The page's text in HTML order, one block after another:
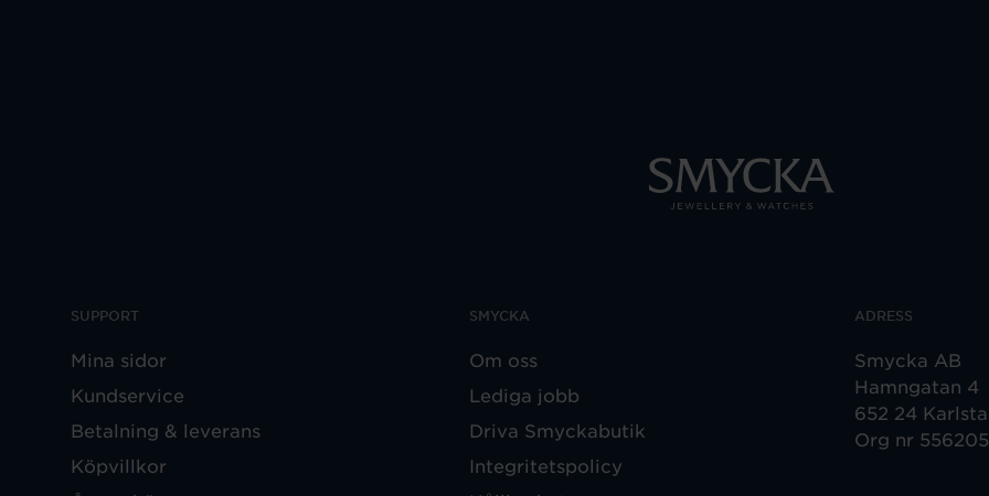
SUPPORT
Mina sidor
Kundservice
Betalning & leverans
Köpvillkor
SMYCKA
Om oss
Lediga jobb
Driva Smyckabutik
Integritetspolicy
ADRESS
Smycka AB
Hamngatan 4
652 24
Org nr